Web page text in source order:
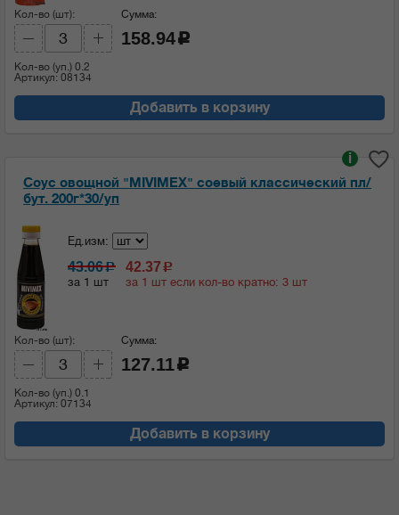
Кол-во (шт):
Кол-во (уп.) 0.2
Артикул: 08134
Сумма:
158.94 c
Добавить в корзину
Соус овощной "MIVIMEX" соевый классический пл/
бут. 200г*30/уп
i
Ед.изм:
43.06c
за 1 шт
42.37 c
за 1 шт если кол-во кратно: 3 шт
Кол-во (шт):
Кол-во (уп.) 0.1
Артикул: 07134
Сумма:
127.11 c
Добавить в корзину